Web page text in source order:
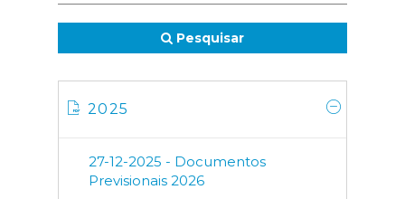
Pesquisar
2025
27-12-2025 - Documentos
Previsionais 2026